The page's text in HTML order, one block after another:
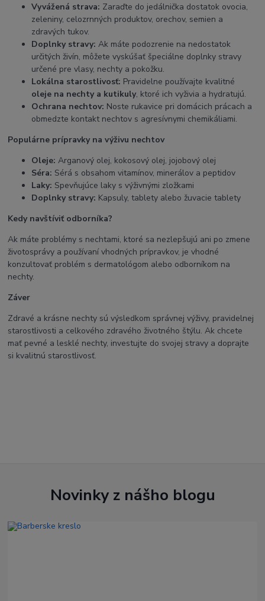
Vyvážená strava: Zaraďte do jedálnička dostatok ovocia,
zeleniny, celozrnných produktov, orechov, semien a
zdravých tukov.
Doplnky stravy: Ak máte podozrenie na nedostatok
určitých živín, môžete vyskúšať špeciálne doplnky stravy
určené pre vlasy, nechty a pokožku.
Lokálna starostlivosť: Pravidelne používajte kvalitné
oleje na nechty a kutikuly, ktoré ich vyživia a hydratujú.
Ochrana nechtov: Noste rukavice pri domácich prácach a
obmedzte kontakt nechtov s agresívnymi chemikáliami.
Populárne prípravky na výživu nechtov
Oleje: Arganový olej, kokosový olej, jojobový olej
Séra: Sérá s obsahom vitamínov, minerálov a peptidov
Laky: Spevňujúce laky s výživnými zložkami
Doplnky stravy: Kapsuly, tablety alebo žuvacie tablety
Kedy navštíviť odborníka?
Ak máte problémy s nechtami, ktoré sa nezlepšujú ani po zmene
životosprávy a používaní vhodných prípravkov, je vhodné
konzultovať problém s dermatológom alebo odborníkom na
nechty.
Záver
Zdravé a krásne nechty sú výsledkom správnej výživy, pravidelnej
starostlivosti a celkového zdravého životného štýlu. Ak chcete
mať pevné a lesklé nechty, investujte do svojej stravy a doprajte
si kvalitnú starostlivosť.
Novinky z nášho blogu